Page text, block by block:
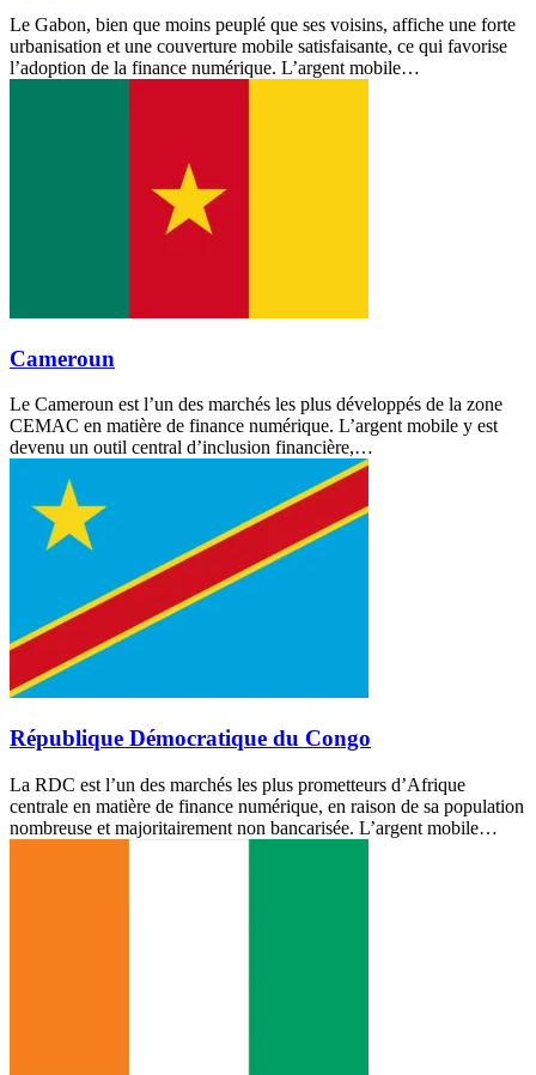
Le Gabon, bien que moins peuplé que ses voisins, affiche une forte
urbanisation et une couverture mobile satisfaisante, ce qui favorise
l’adoption de la finance numérique. L’argent mobile…
Cameroun
Le Cameroun est l’un des marchés les plus développés de la zone
CEMAC en matière de finance numérique. L’argent mobile y est
devenu un outil central d’inclusion financière,…
République Démocratique du Congo
La RDC est l’un des marchés les plus prometteurs d’Afrique
centrale en matière de finance numérique, en raison de sa population
nombreuse et majoritairement non bancarisée. L’argent mobile…